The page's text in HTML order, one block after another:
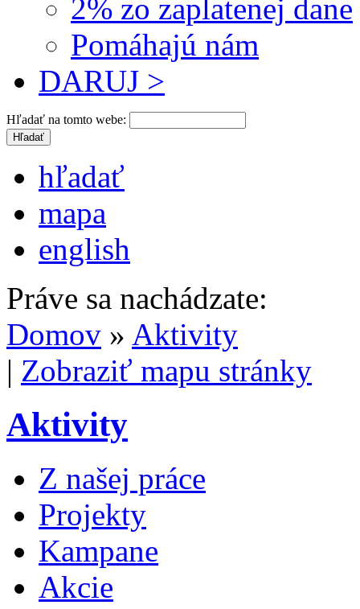
2% zo zaplatenej dane
Pomáhajú nám
DARUJ >
Hľadať na tomto webe:
hľadať
mapa
english
Práve sa nachádzate:
Domov » Aktivity
| Zobraziť mapu stránky
Aktivity
Z našej práce
Projekty
Kampane
Akcie